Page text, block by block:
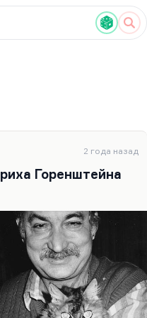
2 года назад
Горенштейна